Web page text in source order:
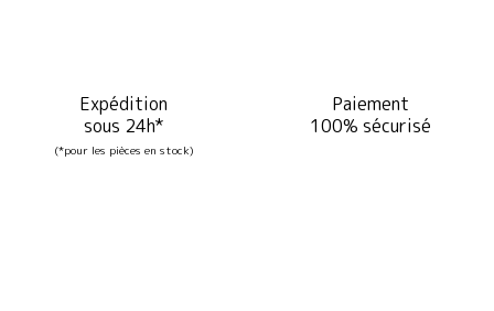
Expédition
sous 24h*
(*pour les pièces en stock)
Paiement
100% sécurisé